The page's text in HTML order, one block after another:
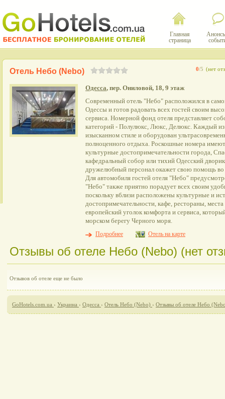
Главная
страница
0/5 (нет
Отель Небо (Nebo)
Одесса, пер. Ониловой, 18, 9 этаж
Современный отель "Небо" расположился в
Одессы и готов радовать всех гостей своим
сервиса. Номерной фонд отеля представляет
категорий - Полулюкс, Люкс, Делюкс. Каждый
изысканном стиле и оборудован
полноценного отдыха. Роскошные номера
культурные достопримечательности города,
кафедральный собор или тихий Одесский
дружелюбный персонал окажет свою помощь во
Для автомобиля гостей отеля "Небо"
"Небо" также приятно порадует всех своим
поскольку вблизи расположены культурные и
достопримечательности, кафе, рестораны,
европейский уголок комфорта и сервиса,
морском берегу Черного моря.
Подробнее
Отель на карте
Отзывы об отеле Небо (Nebo) (нет
Отзывов об отеле еще не было
GoHotels.com.ua › Украина › Одесса › Отель Небо (Nebo) › Отзывы об отеле Небо